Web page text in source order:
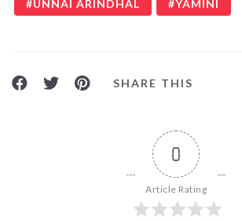
UNNAI ARINDHAL YAMINI
SHARE THIS
0
Article Rating